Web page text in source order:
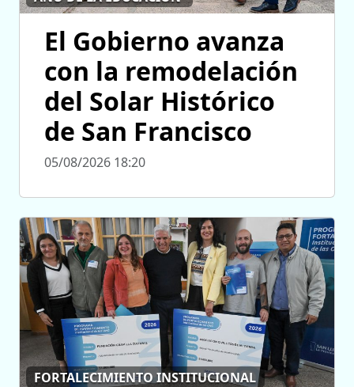
El Gobierno avanza
con la remodelación
del Solar Histórico
de San Francisco
05/08/2026 18:20
FORTALECIMIENTO INSTITUCIONAL